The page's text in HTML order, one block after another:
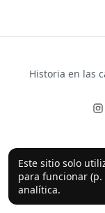
Este sitio solo
para funcionar (p.
analítica.
Historia en las